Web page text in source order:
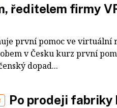
ředitelem firmy
první pomoc ve virtuální
v Česku kurz první
dopad...
Po prodeji fabriky